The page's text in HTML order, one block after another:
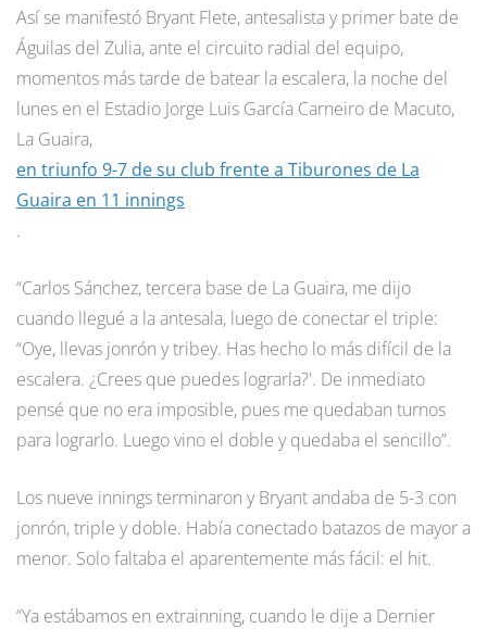
Así se manifestó Bryant Flete, antesalista y primer bate de
Águilas del Zulia, ante el circuito radial del equipo,
momentos más tarde de batear la escalera, la noche del
lunes en el Estadio Jorge Luis García Carneiro de Macuto,
La Guaira,
en triunfo 9-7 de su club frente a Tiburones de La
Guaira en 11 innings
.
“Carlos Sánchez, tercera base de La Guaira, me dijo
cuando llegué a la antesala, luego de conectar el triple:
“Oye, llevas jonrón y tribey. Has hecho lo más difícil de la
escalera. ¿Crees que puedes lograrla?'. De inmediato
pensé que no era imposible, pues me quedaban turnos
para lograrlo. Luego vino el doble y quedaba el sencillo”.
Los nueve innings terminaron y Bryant andaba de 5-3 con
jonrón, triple y doble. Había conectado batazos de mayor a
menor. Solo faltaba el aparentemente más fácil: el hit.
“Ya estábamos en extrainning, cuando le dije a Dernier